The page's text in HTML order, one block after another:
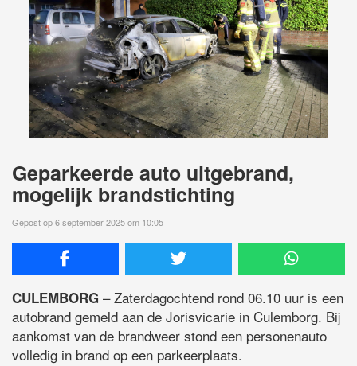
Geparkeerde auto uitgebrand,
mogelijk brandstichting
Gepost op 6 september 2025 om 10:05
CULEMBORG – Zaterdagochtend rond 06.10 uur is een
autobrand gemeld aan de Jorisvicarie in Culemborg. Bij
aankomst van de brandweer stond een personenauto
volledig in brand op een parkeerplaats.